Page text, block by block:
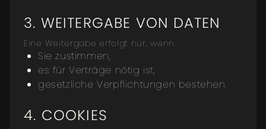
3. WEITERGABE VON DATEN
Eine Weitergabe erfolgt nur, wenn:
Sie zustimmen,
es für Verträge nötig ist,
gesetzliche Verpflichtungen bestehen.
4. COOKIES